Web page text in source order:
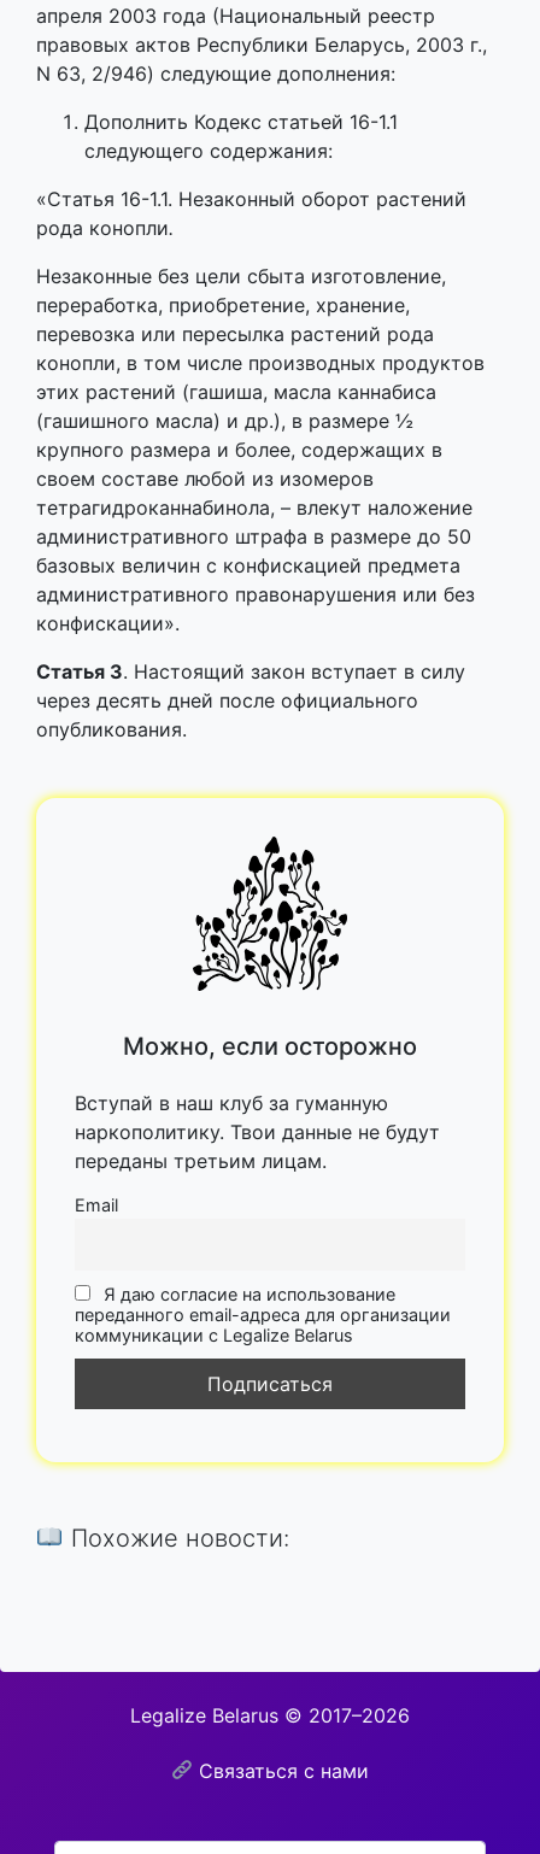
апреля 2003 года (Национальный реестр
правовых актов Республики Беларусь, 2003 г.,
N 63, 2/946) следующие дополнения:
Дополнить Кодекс статьей 16-1.1
следующего содержания:
«Статья 16-1.1. Незаконный оборот растений
рода конопли.
Незаконные без цели сбыта изготовление,
переработка, приобретение, хранение,
перевозка или пересылка растений рода
конопли, в том числе производных продуктов
этих растений (гашиша, масла каннабиса
(гашишного масла) и др.), в размере ½
крупного размера и более, содержащих в
своем составе любой из изомеров
тетрагидроканнабинола, – влекут наложение
административного штрафа в размере до 50
базовых величин с конфискацией предмета
административного правонарушения или без
конфискации».
Статья 3. Настоящий закон вступает в силу
через десять дней после официального
опубликования.
Можно, если осторожно
Вступай в наш клуб за гуманную
наркополитику. Твои данные не будут
переданы третьим лицам.
Email
Я даю согласие на использование
переданного email-адреса для организации
коммуникации с Legalize Belarus
Похожие новости:
Legalize Belarus © 2017–2026
Связаться с нами